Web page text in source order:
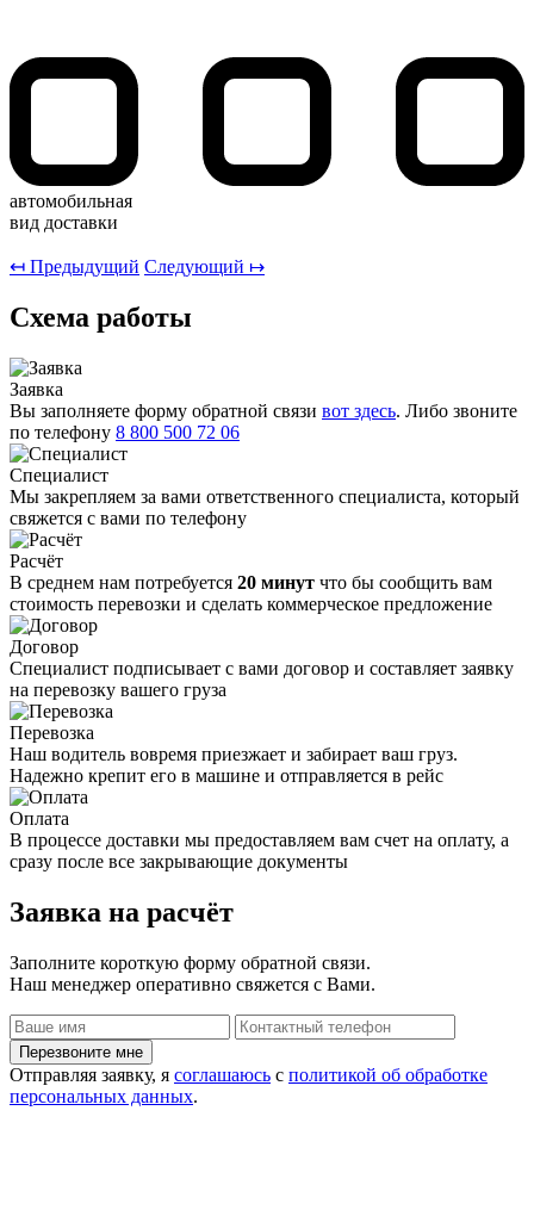
автомобильная
вид доставки
↤ Предыдущий Следующий ↦
Схема работы
Заявка
Вы заполняете форму обратной связи вот здесь. Либо звоните
по телефону 8 800 500 72 06
Специалист
Мы закрепляем за вами ответственного специалиста, который
свяжется с вами по телефону
Расчёт
В среднем нам потребуется 20 минут что бы сообщить вам
стоимость перевозки и сделать коммерческое предложение
Договор
Специалист подписывает с вами договор и составляет заявку
на перевозку вашего груза
Перевозка
Наш водитель вовремя приезжает и забирает ваш груз.
Надежно крепит его в машине и отправляется в рейс
Оплата
В процессе доставки мы предоставляем вам счет на оплату, а
сразу после все закрывающие документы
Заявка на расчёт
Заполните короткую форму обратной связи.
Наш менеджер оперативно свяжется с Вами.
Отправляя заявку, я соглашаюсь с политикой об обработке
персональных данных.